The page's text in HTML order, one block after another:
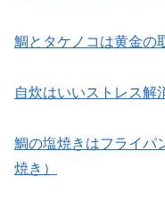
鯛とタケノコは黄金の
自炊はいいストレス解
鯛の塩焼きはフライパ
焼き）